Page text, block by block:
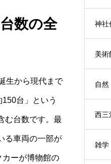
数の全
生から現代まで
台」という
む台数です。最
る車両の一部が
ーが博物館の
神社
美術
自
西三
雑学